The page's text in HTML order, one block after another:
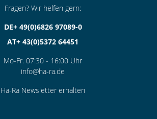
Fragen? Wir helfen gern:
DE+ 49(0)6826 97089-0
AT+ 43(0)5372 64451
Mo-Fr. 07:30 - 16:00 Uhr
info@ha-ra.de
Ha-Ra Newsletter erhalten